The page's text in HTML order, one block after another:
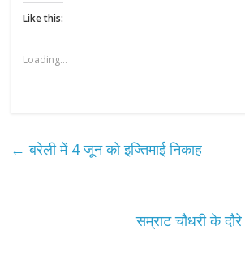
Like this:
Loading...
← बरेली में 4 जून को इज्तिमाई निकाह
सम्राट चौधरी के